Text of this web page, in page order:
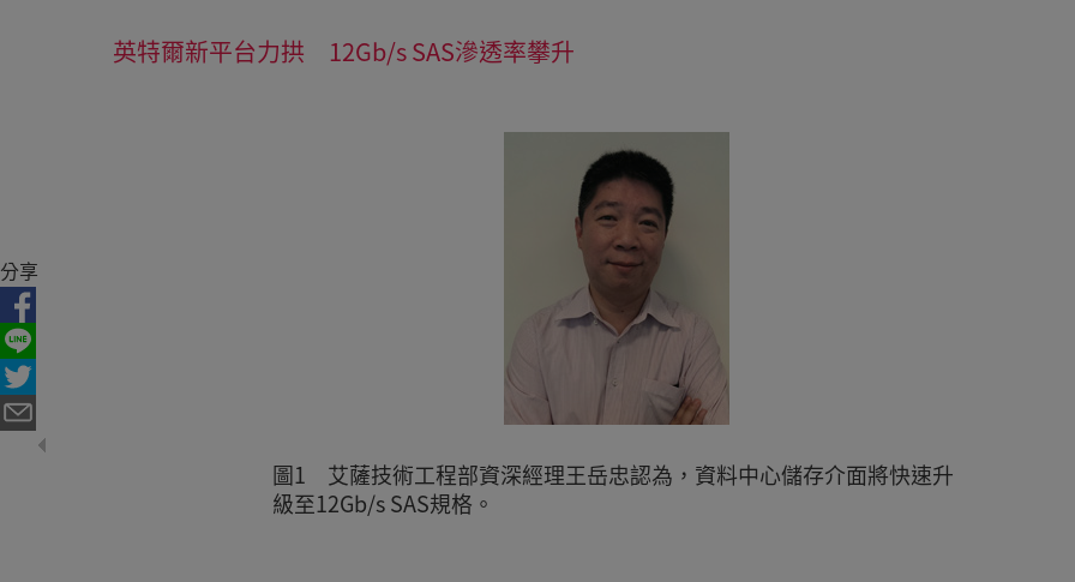
英特爾新平台力拱 12Gb/s SAS滲透率攀升
圖1 艾薩技術工程部資深經理王岳忠認為，資料中心儲存介面將快速升
級至12Gb/s SAS規格。
分享